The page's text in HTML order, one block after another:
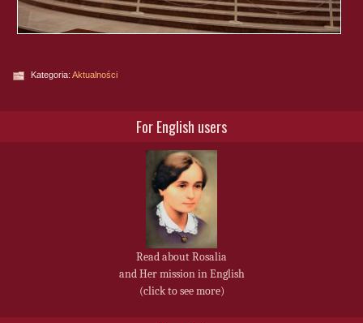
Kategoria: Aktualności
For English users
Read about Rosalia
and Her mission in English
(click to see more)